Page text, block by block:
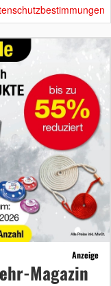
Anzeige
Magazin